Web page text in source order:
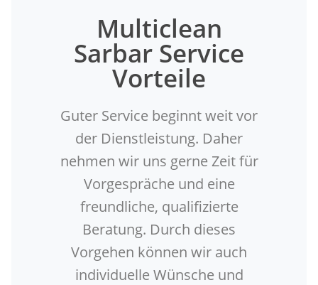
Multiclean
Sarbar Service
Vorteile
Guter Service beginnt weit vor
der Dienstleistung. Daher
nehmen wir uns gerne Zeit für
Vorgespräche und eine
freundliche, qualifizierte
Beratung. Durch dieses
Vorgehen können wir auch
individuelle Wünsche und